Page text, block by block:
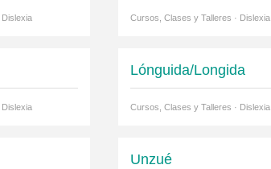
Cursos, Clases y Talleres · Dislexia
Lónguida/Longida
Cursos, Clases y Talleres · Dislexia
Unzué